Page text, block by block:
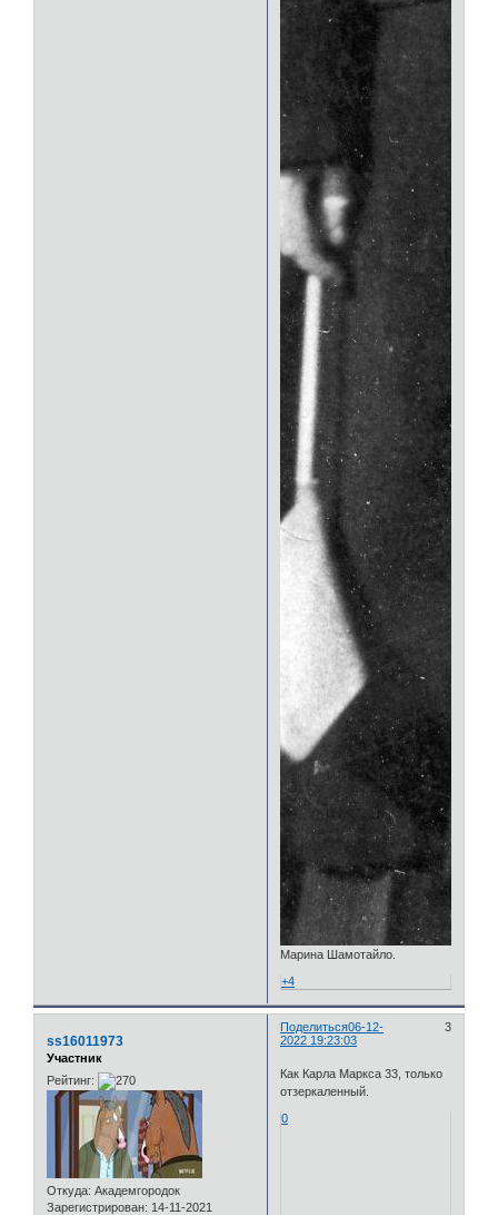
Марина Шамотайло.
+4
Поделиться 3
06-12-
2022 19:23:03
ss16011973
Участник
Рейтинг:
Откуда: Академгородок
Зарегистрирован: 14-11-2021
Как Карла Маркса 33, только
отзеркаленный.
0